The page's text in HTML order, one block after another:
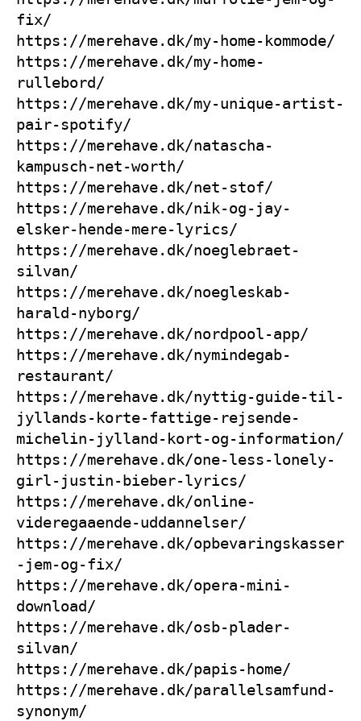
fix/
https://merehave.dk/my-home-kommode/
https://merehave.dk/my-home-
rullebord/
https://merehave.dk/my-unique-artist-
pair-spotify/
https://merehave.dk/natascha-
kampusch-net-worth/
https://merehave.dk/net-stof/
https://merehave.dk/nik-og-jay-
elsker-hende-mere-lyrics/
https://merehave.dk/noeglebraet-
silvan/
https://merehave.dk/noegleskab-
harald-nyborg/
https://merehave.dk/nordpool-app/
https://merehave.dk/nymindegab-
restaurant/
https://merehave.dk/nyttig-guide-til-
jyllands-korte-fattige-rejsende-
michelin-jylland-kort-og-information/
https://merehave.dk/one-less-lonely-
girl-justin-bieber-lyrics/
https://merehave.dk/online-
videregaaende-uddannelser/
https://merehave.dk/opbevaringskasser
-jem-og-fix/
https://merehave.dk/opera-mini-
download/
https://merehave.dk/osb-plader-
silvan/
https://merehave.dk/papis-home/
https://merehave.dk/parallelsamfund-
synonym/